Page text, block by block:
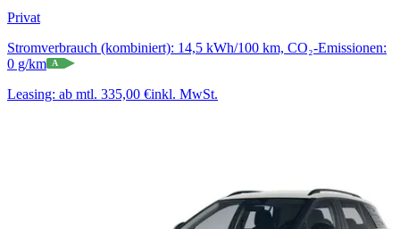
Privat
Stromverbrauch (kombiniert): 14,5 kWh/100 km, CO₂-Emissionen:
0 g/km A
Leasing: ab mtl. 335,00 €inkl. MwSt.